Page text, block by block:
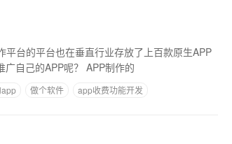
台的平台也在垂直行业存放了上百款原生APP
模板，这些模板可以直接用来一键完成APP的制作。但是如何推广自己的APP呢？ APP制作的
做个软件
app收费功能开发